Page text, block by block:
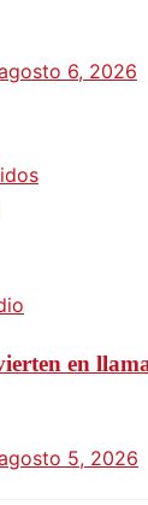
6, 2026
en
5, 2026